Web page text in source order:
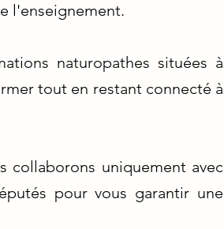
l'enseignement.
naturopathes situées à
tout en restant connecté à
collaborons uniquement avec
pour vous garantir une